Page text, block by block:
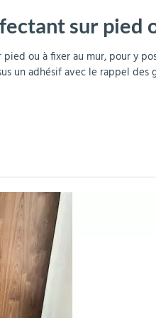
Abris fumeurs
Miroirs de sécurité
Mobilier de bureau
Mobilier crèche et
maternelle
Pavoisement
sur pied
ou à fixer au mur, pour y
un adhésif avec le rappel